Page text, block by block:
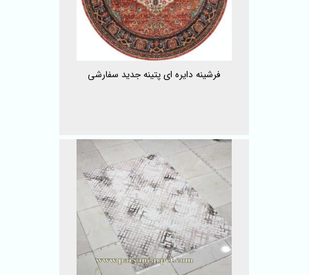
فرشینه دایره ای پتینه جدید سفارشی